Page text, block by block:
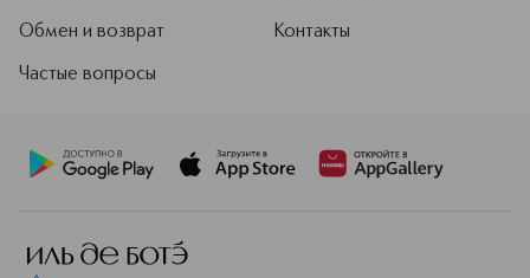
Обмен и возврат
Частые вопросы
Контакты